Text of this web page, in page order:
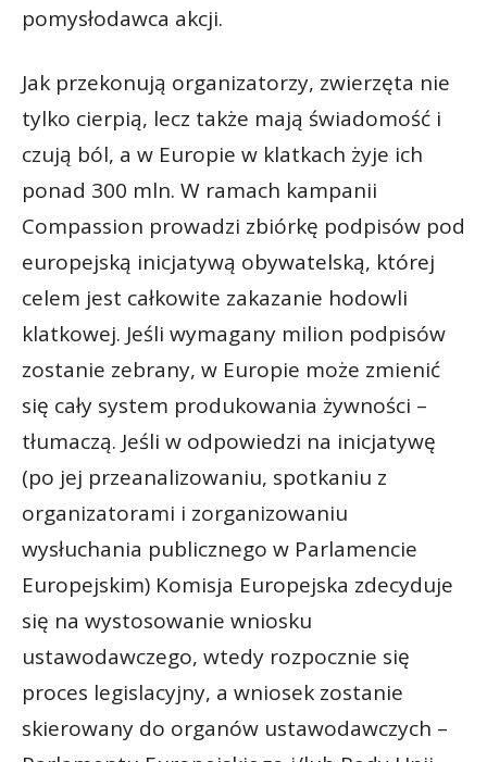
pomysłodawca akcji.
Jak przekonują organizatorzy, zwierzęta nie
tylko cierpią, lecz także mają świadomość i
czują ból, a w Europie w klatkach żyje ich
ponad 300 mln. W ramach kampanii
Compassion prowadzi zbiórkę podpisów pod
europejską inicjatywą obywatelską, której
celem jest całkowite zakazanie hodowli
klatkowej. Jeśli wymagany milion podpisów
zostanie zebrany, w Europie może zmienić
się cały system produkowania żywności –
tłumaczą. Jeśli w odpowiedzi na inicjatywę
(po jej przeanalizowaniu, spotkaniu z
organizatorami i zorganizowaniu
wysłuchania publicznego w Parlamencie
Europejskim) Komisja Europejska zdecyduje
się na wystosowanie wniosku
ustawodawczego, wtedy rozpocznie się
proces legislacyjny, a wniosek zostanie
skierowany do organów ustawodawczych –